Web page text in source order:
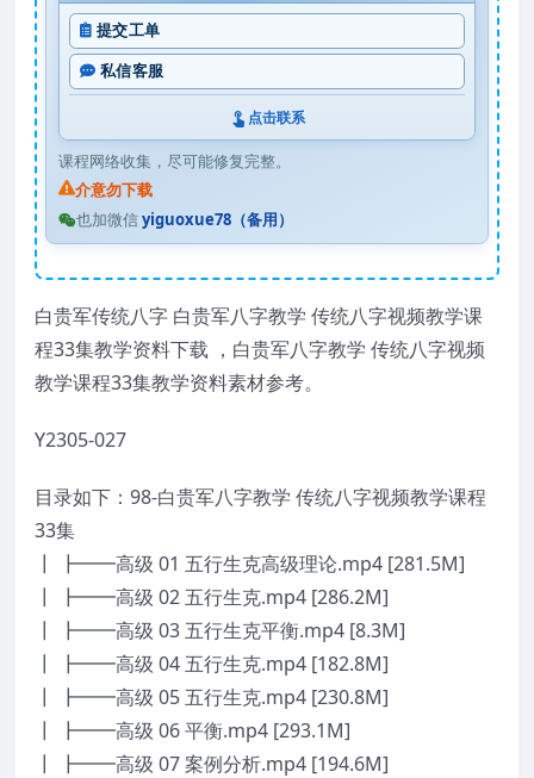
提交工单
私信客服
点击联系
课程网络收集，尽可能修复完整。
介意勿下载
也加微信yiguoxue78（备用）
白贵军传统八字 白贵军八字教学 传统八字视频教学课
程33集教学资料下载 ，白贵军八字教学 传统八字视频
教学课程33集教学资料素材参考。
Y2305-027
目录如下：98-白贵军八字教学 传统八字视频教学课程
33集
┃ ┣━━高级 01 五行生克高级理论.mp4 [281.5M]
┃ ┣━━高级 02 五行生克.mp4 [286.2M]
┃ ┣━━高级 03 五行生克平衡.mp4 [8.3M]
┃ ┣━━高级 04 五行生克.mp4 [182.8M]
┃ ┣━━高级 05 五行生克.mp4 [230.8M]
┃ ┣━━高级 06 平衡.mp4 [293.1M]
┃ ┣━━高级 07 案例分析.mp4 [194.6M]